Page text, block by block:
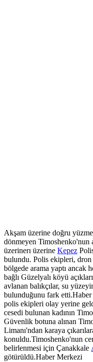
Akşam üzerine doğru
dönmeyen Timoshenko'nun
üzerinerı üzerine Kepez
bulundu. Polis ekipleri,
bölgede arama yaptı ancak
bağlı Güzelyalı köyü
avlanan balıkçılar, su
bulunduğunu fark
polis ekipleri olay yerine
cesedi bulunan kadının
Güvenlik botuna alınan
Limanı'ndan karaya
konuldu.Timoshenko'nun
belirlenmesi için Çanakkale
götürüldü.Haber Merkezi